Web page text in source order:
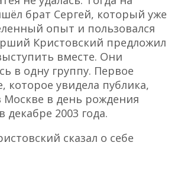
брат Сергей, который уже
опыт и пользовался
Кристовский предложил
вместе. Они
в одну группу. Первое
которое увидела публика,
Москве в день рождения
декабре 2003 года.
сказал о себе